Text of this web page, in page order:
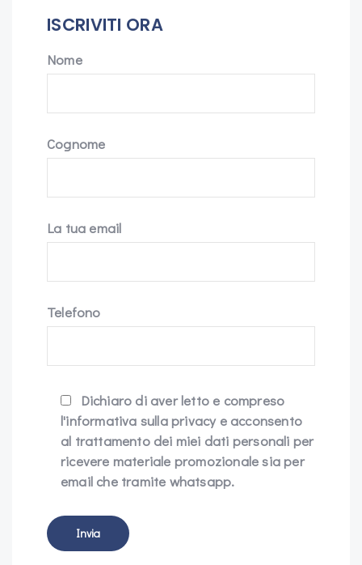
ISCRIVITI ORA
Nome
Cognome
La tua email
Telefono
Dichiaro di aver letto e compreso
l'informativa sulla privacy e acconsento
al trattamento dei miei dati personali per
ricevere materiale promozionale sia per
email che tramite whatsapp.